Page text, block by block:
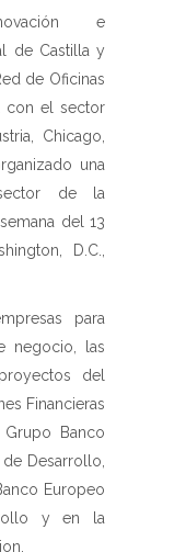
e
de Castilla y
de Oficinas
con el sector
Chicago,
una
de la
del 13
D.C.,
para
negocio, las
del
Financieras
Grupo Banco
Desarrollo,
Europeo
y en la